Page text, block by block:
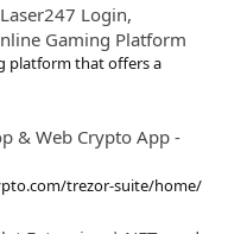
Login,
Gaming Platform
platform that offers a
& Web Crypto App -
trezor-suite/home/